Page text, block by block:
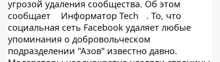
угрозой удаления сообщества. Об этом
сообщает
Информатор Tech
. То, что
социальная сеть Facebook удаляет любые
упоминания о добровольческом
подразделении "Азов" известно давно.